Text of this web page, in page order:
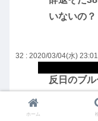
いないの？
32 : 2020/03/04(水)
反日のブ
33 : 2020/03/04(水)
ホーム